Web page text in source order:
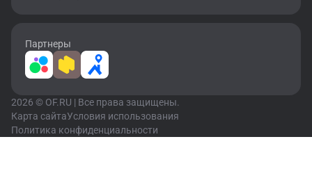
Партнеры
2026 © OF.RU | Все права защищены.
Карта сайтаУсловия использования
Политика конфиденциальности